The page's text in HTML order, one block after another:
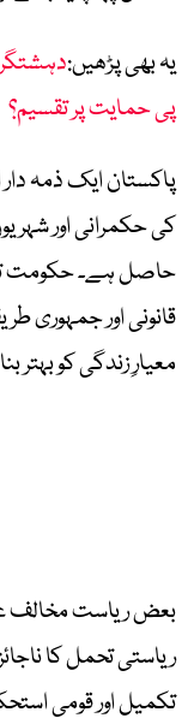
یہ بھی پڑھیں:
پی حمایت پر تقسیم؟
پاکستان ایک ذمہ
کی حکمرانی اور
حاصل ہے۔ حکومت
قانونی اور جمہوری
معیارِ زندگی کو بہتر
بعض ریاست مخالف
ریاستی تحمل کا
تکمیل اور قومی